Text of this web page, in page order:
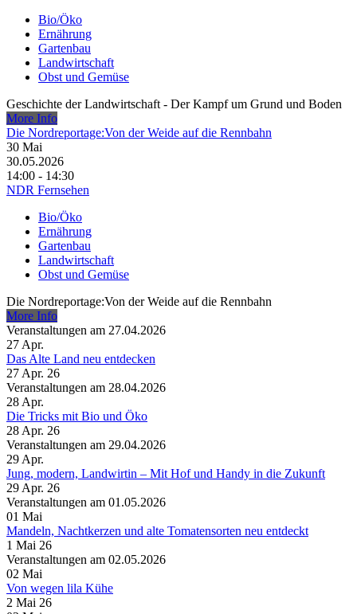
Bio/Öko
Ernährung
Gartenbau
Landwirtschaft
Obst und Gemüse
Geschichte der Landwirtschaft - Der Kampf um Grund und Boden
More Info
Die Nordreportage:Von der Weide auf die Rennbahn
30 Mai
30.05.2026
14:00 - 14:30
NDR Fernsehen
Bio/Öko
Ernährung
Gartenbau
Landwirtschaft
Obst und Gemüse
Die Nordreportage:Von der Weide auf die Rennbahn
More Info
Veranstaltungen am 27.04.2026
27 Apr.
Das Alte Land neu entdecken
27 Apr. 26
Veranstaltungen am 28.04.2026
28 Apr.
Die Tricks mit Bio und Öko
28 Apr. 26
Veranstaltungen am 29.04.2026
29 Apr.
Jung, modern, Landwirtin – Mit Hof und Handy in die Zukunft
29 Apr. 26
Veranstaltungen am 01.05.2026
01 Mai
Mandeln, Nachtkerzen und alte Tomatensorten neu entdeckt
1 Mai 26
Veranstaltungen am 02.05.2026
02 Mai
Von wegen lila Kühe
2 Mai 26